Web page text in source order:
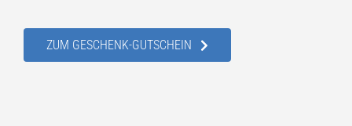
ZUM GESCHENK-GUTSCHEIN